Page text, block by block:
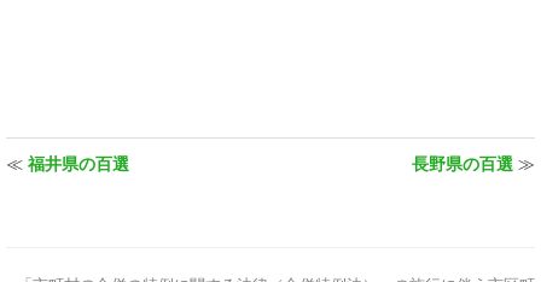
≪ 福井県の百選 長野県の百選 ≫